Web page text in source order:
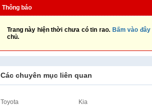
Thông báo
Trang này hiện thời chưa có tin rao. Bấm vào đây
chủ.
Các chuyên mục liên quan
Toyota Kia